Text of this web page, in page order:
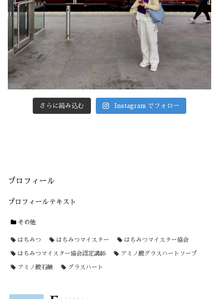
さらに読み込む Instagram でフォロー
プロフィール
プロフィールテキスト
その他
はちみつ はちみつマイスター はちみつマイスター協会
はちみつマイスター協会認定講師 アミノ酸グラスハートソープ
アミノ酸石鹸 グラスハート